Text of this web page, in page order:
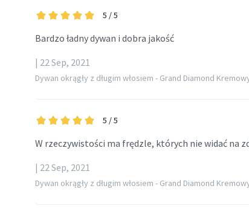
5 / 5
Bardzo ładny dywan i dobra jakość
| 22 Sep, 2021
Dywan okrągły z długim włosiem - Grand Diamond
5 / 5
W rzeczywistości ma frędzle, których nie widać na
| 22 Sep, 2021
Dywan okrągły z długim włosiem - Grand Diamond